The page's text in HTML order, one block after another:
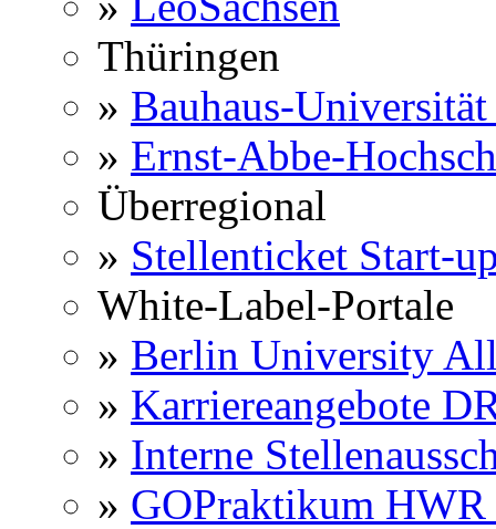
Thüringen
» Bauhaus-
» Ernst-Abbe-
Überregional
» Stellenticket Start-
White-Label-Portale
» Berlin University
» Karriereangebote
» Interne
» GOPraktikum